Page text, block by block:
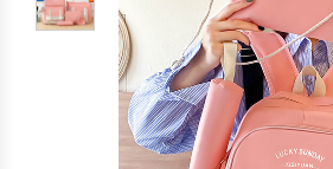
Camping & Randonnée
Cuisine
Décoration
Electroménager